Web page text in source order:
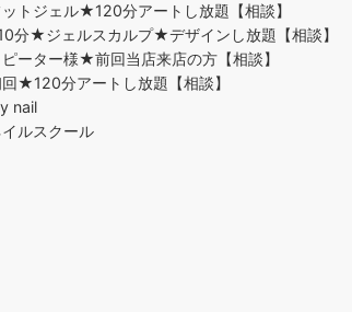
ットジェル★120分アートし放題【相談】
分★ジェルスカルプ★デザインし放題【相談】
ピーター様★前回当店来店の方【相談】
★120分アートし放題【相談】
nail
イルスクール